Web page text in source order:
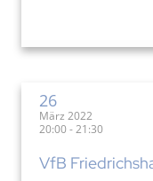
26
März 2022
20:00 - 21:30
VfB